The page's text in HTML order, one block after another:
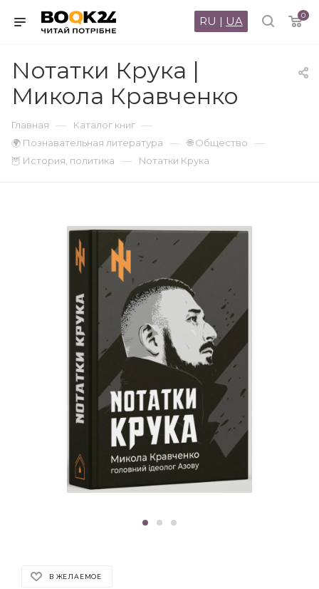
0
RU | UA
Nотатки Крука |
Микола Кравченко
Главная — Каталог книг —
🌍 Познавательная литература — 🌐 Общество —
🦉 История, политика — Nотатки Крука
В ЖЕЛАЕМОЕ